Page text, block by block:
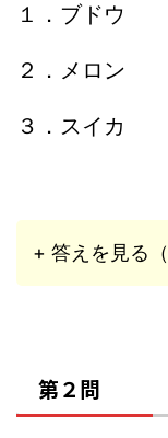
１．ブドウ
２．メロン
３．スイカ
+ 答えを見る
第２問